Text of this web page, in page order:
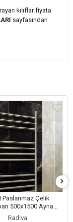
kılıflar fiyata
sayfasından
Paslanmaz Çelik
500x1500 Ayna
Polisaj
Radiva